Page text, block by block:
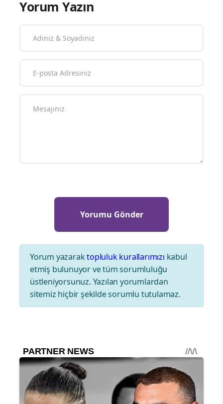
Yorum Yazın
Yorum yazaraktopluluk kurallarımızı kabul
etmiş bulunuyor ve tüm sorumluluğu
üstleniyorsunuz. Yazılan yorumlardan
sitemiz hiçbir şekilde sorumlu tutulamaz.